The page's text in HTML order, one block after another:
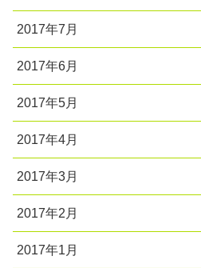
2017年7月
2017年6月
2017年5月
2017年4月
2017年3月
2017年2月
2017年1月